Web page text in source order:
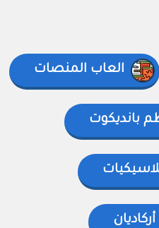
العاب المنصات
بانديكوت